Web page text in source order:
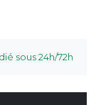
sous 24h/72h